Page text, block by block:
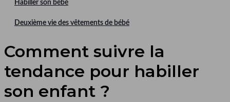
Habiller son bébé
Deuxième vie des vêtements de bébé
Comment suivre la
tendance pour habiller
son enfant ?